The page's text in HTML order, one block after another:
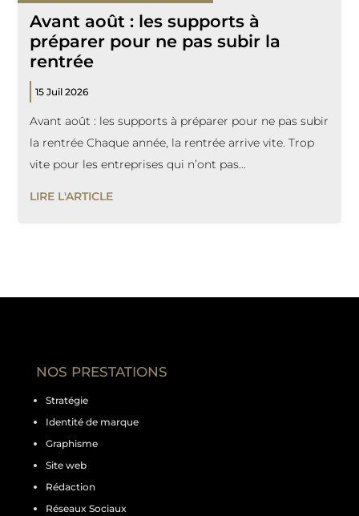
Avant août : les supports à
préparer pour ne pas subir la
rentrée
15 Juil 2026
Avant août : les supports à préparer pour ne pas subir
la rentrée Chaque année, la rentrée arrive vite. Trop
vite pour les entreprises qui n’ont pas...
LIRE L'ARTICLE
NOS PRESTATIONS
Stratégie
Identité de marque
Graphisme
Site web
Rédaction
Réseaux Sociaux